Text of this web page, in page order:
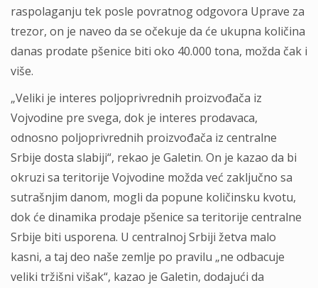
raspolaganju tek posle povratnog odgovora Uprave za
trezor, on je naveo da se očekuje da će ukupna količina
danas prodate pšenice biti oko 40.000 tona, možda čak i
više.
„Veliki je interes poljoprivrednih proizvođača iz
Vojvodine pre svega, dok je interes prodavaca,
odnosno poljoprivrednih proizvođača iz centralne
Srbije dosta slabiji“, rekao je Galetin. On je kazao da bi
okruzi sa teritorije Vojvodine možda već zaključno sa
sutrašnjim danom, mogli da popune količinsku kvotu,
dok će dinamika prodaje pšenice sa teritorije centralne
Srbije biti usporena. U centralnoj Srbiji žetva malo
kasni, a taj deo naše zemlje po pravilu „ne odbacuje
veliki tržišni višak“, kazao je Galetin, dodajući da